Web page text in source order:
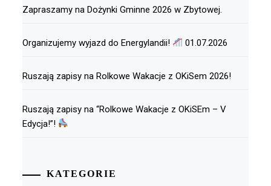
Zapraszamy na Dożynki Gminne 2026 w Zbytowej.
Organizujemy wyjazd do Energylandii! 01.07.2026
Ruszają zapisy na Rolkowe Wakacje z OKiSem 2026!
Ruszają zapisy na “Rolkowe Wakacje z OKiSEm – V
Edycja!”!
KATEGORIE